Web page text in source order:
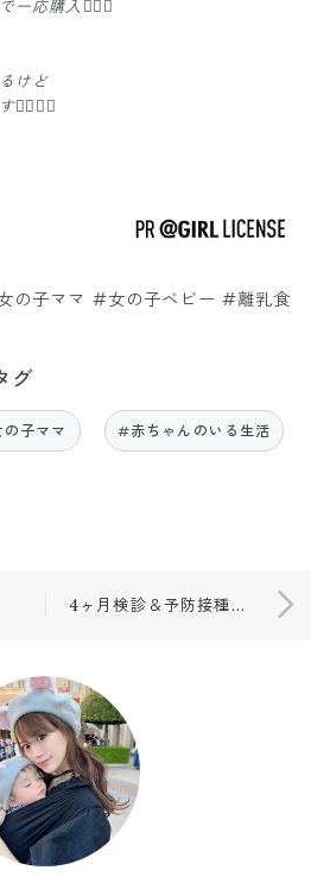
一応購入✌🏻🧡
けど
の子ママ #女の子ベビー #離乳食
グ
子ママ #赤ちゃんのいる生活
4ヶ月検診＆予防接種👶🏻👍🏻